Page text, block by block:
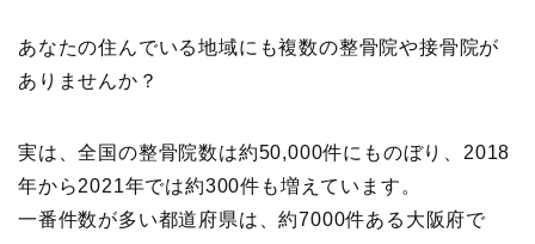
あなたの住んでいる地域にも複数の整骨院や接骨院が
ありませんか？
実は、全国の整骨院数は約50,000件にものぼり、2018
年から2021年では約300件も増えています。
一番件数が多い都道府県は、約7000件ある大阪府で